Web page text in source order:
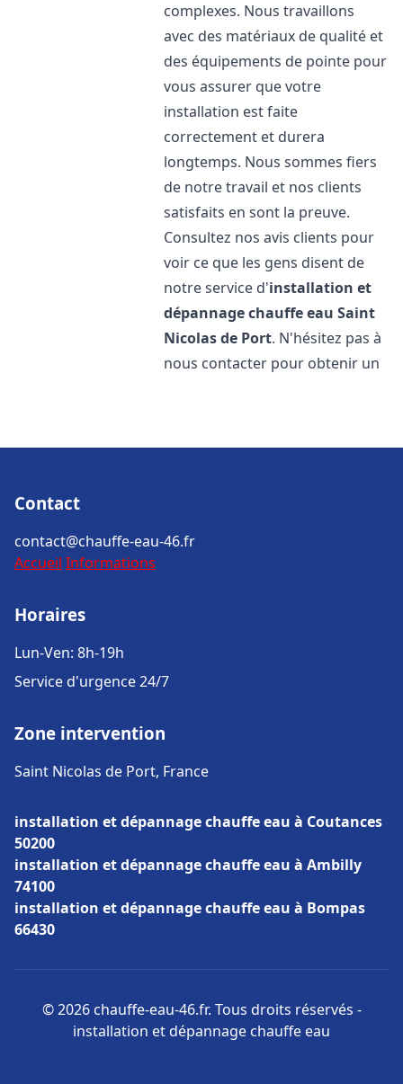
complexes. Nous travaillons
avec des matériaux de qualité et
des équipements de pointe pour
vous assurer que votre
installation est faite
correctement et durera
longtemps. Nous sommes fiers
de notre travail et nos clients
satisfaits en sont la preuve.
Consultez nos avis clients pour
voir ce que les gens disent de
notre service d'installation et
dépannage chauffe eau Saint
Nicolas de Port. N'hésitez pas à
nous contacter pour obtenir un
Contact
contact@chauffe-eau-46.fr
Accueil Informations
Horaires
Lun-Ven: 8h-19h
Service d'urgence 24/7
Zone intervention
Saint Nicolas de Port, France
installation et dépannage chauffe eau à Coutances
50200
installation et dépannage chauffe eau à Ambilly
74100
installation et dépannage chauffe eau à Bompas
66430
© 2026 chauffe-eau-46.fr. Tous droits réservés -
installation et dépannage chauffe eau